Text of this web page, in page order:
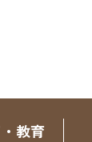
教育